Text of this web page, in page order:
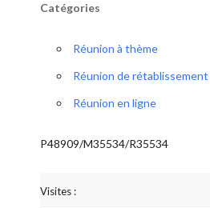
Catégories
Réunion à thème
Réunion de rétablissement
Réunion en ligne
P48909/M35534/R35534
Visites :